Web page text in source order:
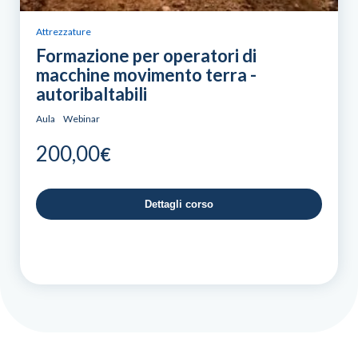
Attrezzature
Formazione per operatori di
macchine movimento terra -
autoribaltabili
Aula Webinar
200,00€
Dettagli corso